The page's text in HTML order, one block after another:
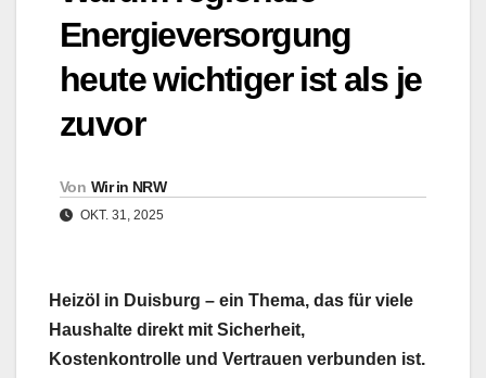
Energieversorgung
heute wichtiger ist als je
zuvor
Von Wir in NRW
OKT. 31, 2025
Heizöl in Duisburg – ein Thema, das für viele
Haushalte direkt mit Sicherheit,
Kostenkontrolle und Vertrauen verbunden ist.